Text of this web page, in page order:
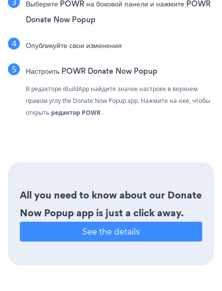
Выберите POWR на боковой панели и нажмите POWR
Donate Now Popup
Опубликуйте свои изменения
Настроить POWR Donate Now Popup
В редакторе iBuildApp найдите значок настроек в верхнем
правом углу the Donate Now Popup app. Нажмите на нее, чтобы
открыть редактор POWR .
All you need to know about our Donate
Now Popup app is just a click away.
See the details